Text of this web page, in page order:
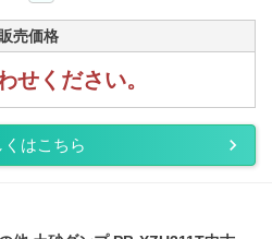
売価格
せください。
くはこちら